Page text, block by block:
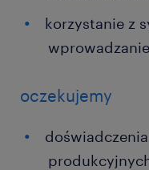
korzystanie z
oczekujemy